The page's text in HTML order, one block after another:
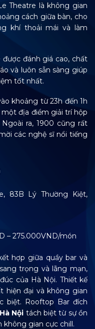
Theatre là không gian
cách giữa bàn, cho
khí thoải mái và làm
đánh giá cao, chất
và luôn sẵn sàng giúp
tốt nhất.
khoảng từ 23h đến 1h
địa điểm giải trí hộp
ra, 1900 cũng rất
các nghệ sĩ nổi tiếng
83B Lý Thường Kiệt,
– 275.000VND/món
hợp giữa quầy bar và
trọng và lãng mạn,
của Hà Nội. Thiết kế
hiện đại và không gian
biệt. Rooftop Bar đích
Nội tách biệt từ sự ồn
không gian cực chill.